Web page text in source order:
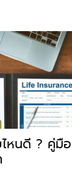
หนดี ? คู่มื